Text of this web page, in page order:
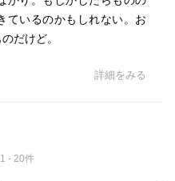
ているのかもしれない。お
だけど。
詳細をみる
- 20件